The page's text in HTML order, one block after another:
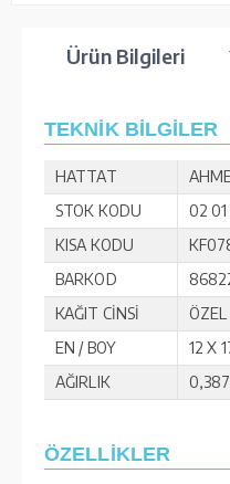
Ürün Bilgileri
TEKNİK BİLGİLER
HATTAT
STOK KODU
02 01
KISA KODU
BARKOD
KAĞIT CİNSİ
EN / BOY
12 X
AĞIRLIK
0,387
ÖZELLİKLER